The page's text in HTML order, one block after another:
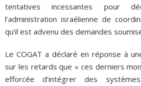
tentatives incessantes pour
l’administration israélienne de
qu’il est advenu des demandes
Le COGAT a déclaré en réponse à
sur les retards que « ces derniers
efforcée d’intégrer des